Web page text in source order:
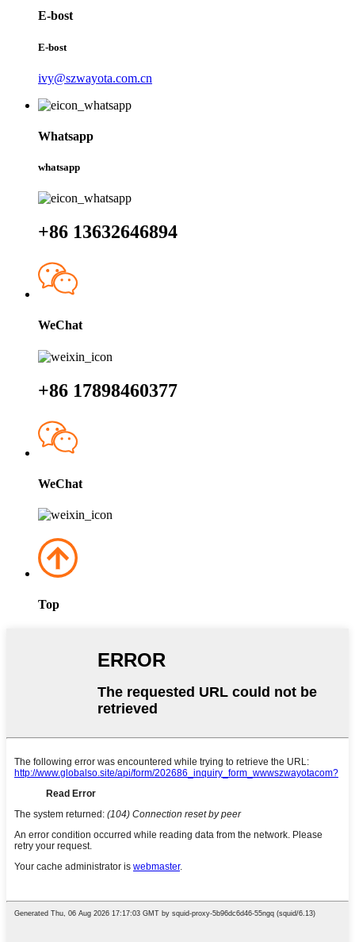
E-bost
E-bost
ivy@szwayota.com.cn
Whatsapp
whatsapp
+86 13632646894
WeChat
+86 17898460377
WeChat
Top